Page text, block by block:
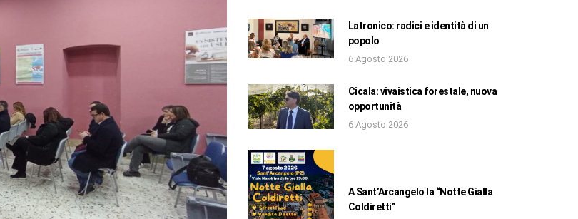
Latronico: radici e identità di un
popolo
6 Agosto 2026
Cicala: vivaistica forestale, nuova
opportunità
6 Agosto 2026
A Sant’Arcangelo la “Notte Gialla
Coldiretti”